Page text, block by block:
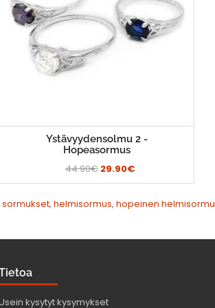
Ystävyydensolmu 2 -
Hopeasormus
44.90€ 29.90€
, helmisormus, hopeinen
kysytyt kysymykset